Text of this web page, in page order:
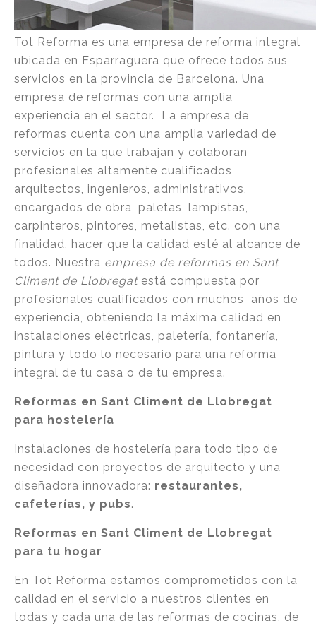
Tot Reforma es una empresa de reforma integral
ubicada en Esparraguera que ofrece todos sus
servicios en la provincia de Barcelona. Una
empresa de reformas con una amplia
experiencia en el sector. La empresa de
reformas cuenta con una amplia variedad de
servicios en la que trabajan y colaboran
profesionales altamente cualificados,
arquitectos, ingenieros, administrativos,
encargados de obra, paletas, lampistas,
carpinteros, pintores, metalistas, etc. con una
finalidad, hacer que la calidad esté al alcance de
todos. Nuestra empresa de reformas en Sant
Climent de Llobregatestá compuesta por
profesionales cualificados con muchos años de
experiencia, obteniendo la máxima calidad en
instalaciones eléctricas, paletería, fontanería,
pintura y todo lo necesario para una reforma
integral de tu casa o de tu empresa.
Reformas en Sant Climent de Llobregat
para hostelería
Instalaciones de hostelería para todo tipo de
necesidad con proyectos de arquitecto y una
diseñadora innovadora: restaurantes,
cafeterías, y pubs.
Reformas en Sant Climent de Llobregat
para tu hogar
En Tot Reforma estamos comprometidos con la
calidad en el servicio a nuestros clientes en
todas y cada una de las reformas de cocinas, de